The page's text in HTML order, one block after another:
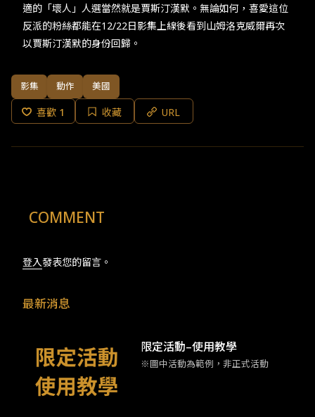
適的「壞人」人選當然就是賈斯汀漢默。無論如何，喜愛這位
反派的粉絲都能在12/22日影集上線後看到山姆洛克威爾再次
以賈斯汀漢默的身份回歸。​
影集 動作 美國
喜歡 1 收藏 URL
COMMENT
登入發表您的留言。
最新消息
限定活動–使用教學
※圖中活動為範例，非正式活動